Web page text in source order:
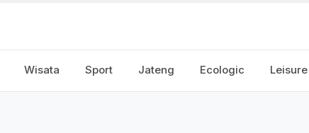
Wisata Sport Jateng Ecologic Leisure